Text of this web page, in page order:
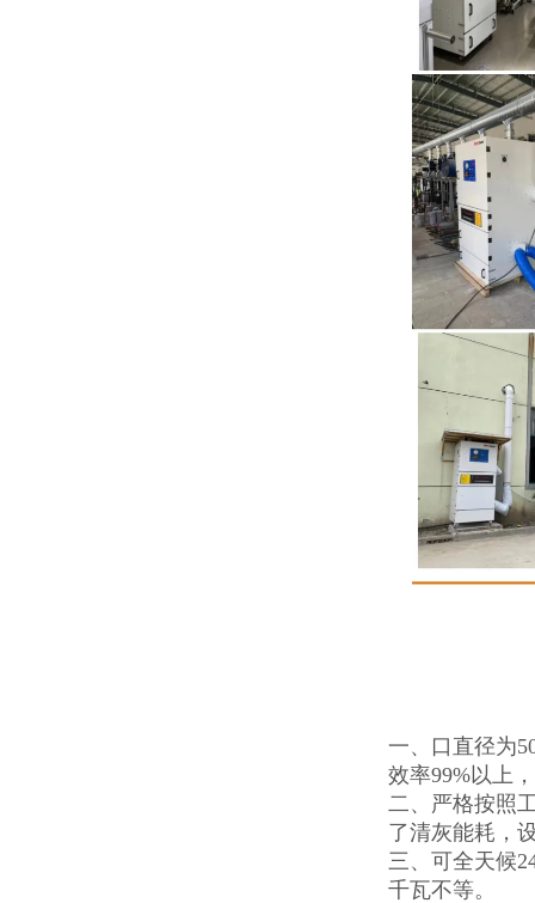
一、口直径为
效率99%以上
二、严格按照
了清灰能耗，
三、可全天候
千瓦不等。